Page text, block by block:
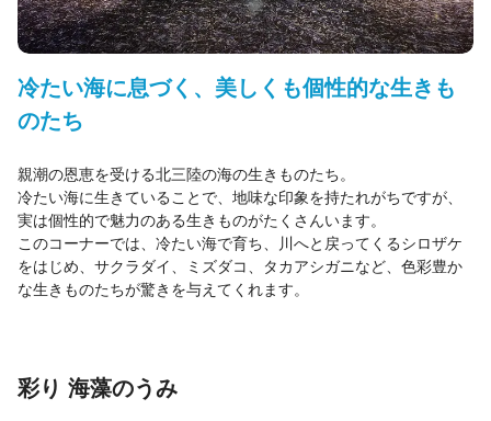
冷たい海に息づく、美しくも個性的な生きも
のたち
親潮の恩恵を受ける北三陸の海の生きものたち。
冷たい海に生きていることで、地味な印象を持たれがちですが、
実は個性的で魅力のある生きものがたくさんいます。
このコーナーでは、冷たい海で育ち、川へと戻ってくるシロザケ
をはじめ、サクラダイ、ミズダコ、タカアシガニなど、色彩豊か
な生きものたちが驚きを与えてくれます。
彩り 海藻のうみ